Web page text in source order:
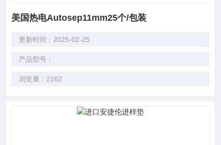
美国热电Autosep11mm25个/包装
更新时间：2025-02-25
产品型号：
浏览量：2162